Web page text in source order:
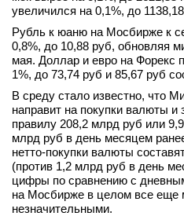
Новости
Интервью
вконтакте
телеграм
Стать автором
Вход
увеличился на 0,1%, до
Рубль к юаню на Мосбирже к
0,8%, до 10,88 руб, обновляя
мая. Доллар и евро на Форекс
1%, до 73,74 руб и 85,67 руб
В среду стало известно, что
направит на покупки валюты
правилу 208,2 млрд руб или
млрд руб в день месяцем
нетто-покупки валюты
(против 1,2 млрд руб в день
цифры по сравнению с
на Мосбирже в целом все еще
незначительными.